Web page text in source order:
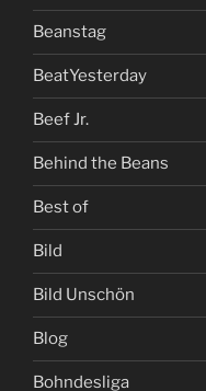
Beanstag
BeatYesterday
Beef Jr.
Behind the Beans
Best of
Bild
Bild Unschön
Blog
Bohndesliga